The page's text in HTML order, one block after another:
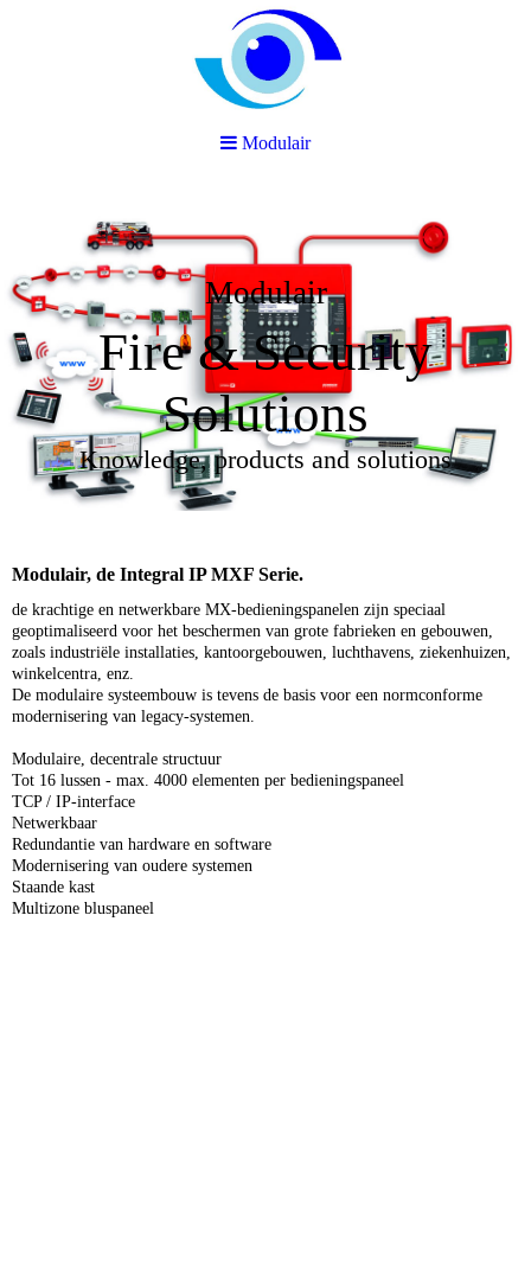
Modulair
Fire & Security
Solutions
Knowledge, products and solutions
Modulair, de Integral IP MXF Serie.
de krachtige en netwerkbare MX-bedieningspanelen zijn speciaal
geoptimaliseerd voor het beschermen van grote fabrieken en gebouwen,
zoals industriële installaties, kantoorgebouwen, luchthavens, ziekenhuizen,
winkelcentra, enz.
De modulaire systeembouw is tevens de basis voor een normconforme
modernisering van legacy-systemen.
Modulaire, decentrale structuur
Tot 16 lussen - max. 4000 elementen per bedieningspaneel
TCP / IP-interface
Netwerkbaar
Redundantie van hardware en software
Modernisering van oudere systemen
Staande kast
Multizone bluspaneel
Modulair